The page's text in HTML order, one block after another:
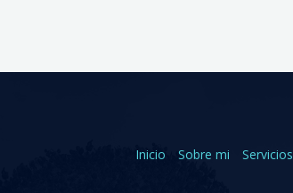
Inicio Sobre mi Servicios